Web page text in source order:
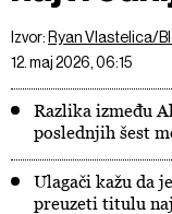
Izvor: Ryan Vlastelica/
12. maj 2026, 06:15
Razlika između
poslednjih šest
Ulagači kažu da
preuzeti titulu